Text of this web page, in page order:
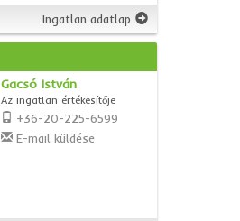
Ingatlan adatlap
Gacsó István
Az ingatlan értékesítője
+36-20-225-6599
E-mail küldése